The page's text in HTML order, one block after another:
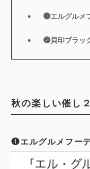
❶エルグルメ
❷貝印ブラッ
秋の楽しい催し
❶エルグルメフー